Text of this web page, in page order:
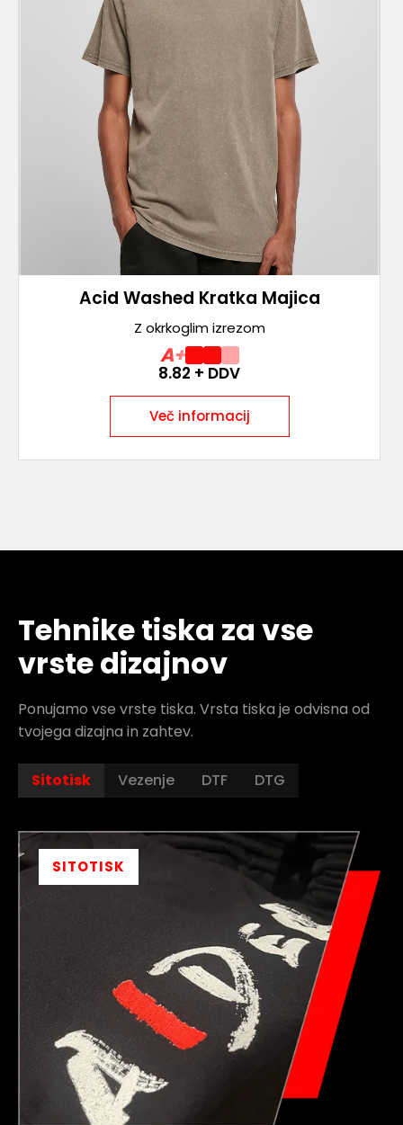
Acid Washed Kratka Majica
Z okrkoglim izrezom
A+
8.82 + DDV
Več informacij
Tehnike tiska za vse
vrste dizajnov
Ponujamo vse vrste tiska. Vrsta tiska je odvisna od
tvojega dizajna in zahtev.
Sitotisk Vezenje DTF DTG
SITOTISK